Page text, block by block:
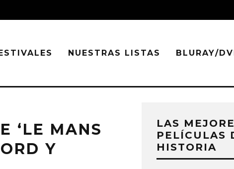
NUESTRAS LISTAS BLURAY/
‘LE MANS
Y
LAS
PELÍCULAS
HISTORIA